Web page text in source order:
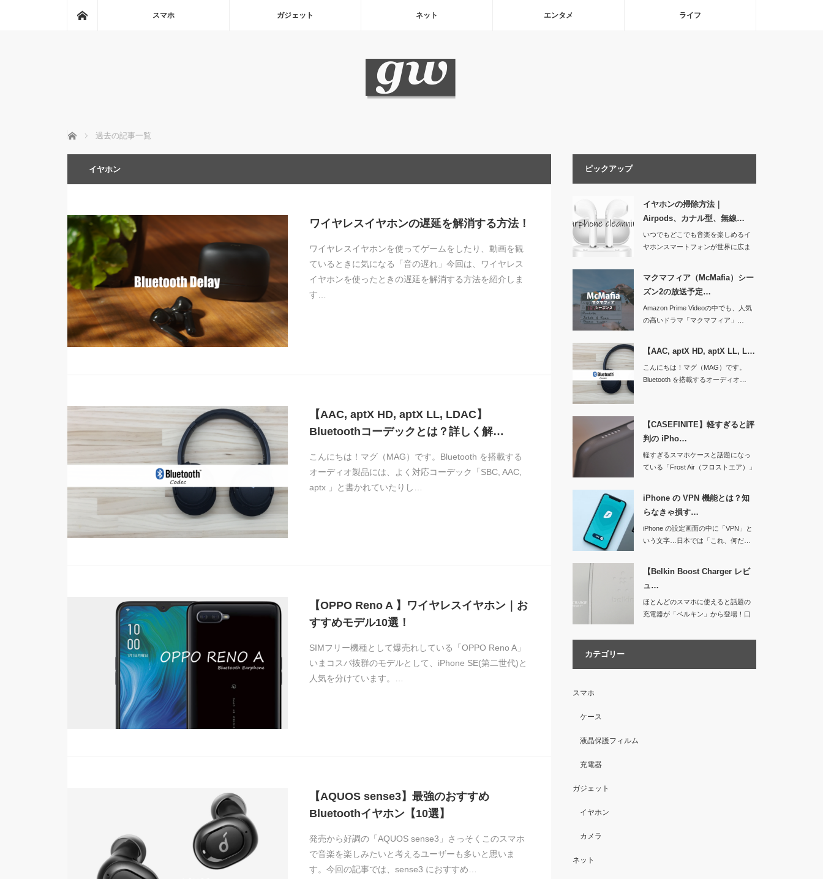
スマホ ガジェット ネット エンタメ ライフ
ホーム 過去の記事一覧
イヤホン
ワイヤレスイヤホンの遅延を解消する方法！
ワイヤレスイヤホンを使ってゲームをしたり、動画を観
ているときに気になる「音の遅れ」今回は、ワイヤレス
イヤホンを使ったときの遅延を解消する方法を紹介しま
す…
【AAC, aptX HD, aptX LL, LDAC】
Bluetoothコーデックとは？詳しく解…
こんにちは！マグ（MAG）です。Bluetooth を搭載する
オーディオ製品には、よく対応コーデック「SBC, AAC,
aptx 」と書かれていたりし…
【OPPO Reno A 】ワイヤレスイヤホン｜お
すすめモデル10選！
SIMフリー機種として爆売れしている「OPPO Reno A」
いまコスパ抜群のモデルとして、iPhone SE(第二世代)と
人気を分けています。…
【AQUOS sense3】最強のおすすめ
Bluetoothイヤホン【10選】
発売から好調の「AQUOS sense3」さっそくこのスマホ
で音楽を楽しみたいと考えるユーザーも多いと思いま
す。今回の記事では、sense3 におすすめ…
ピックアップ
イヤホンの掃除方法｜
Airpods、カナル型、無線…
いつでもどこでも音楽を楽しめるイ
ヤホンスマートフォンが世界に広ま
マクマフィア（McMafia）シー
ズン2の放送予定…
Amazon Prime Videoの中でも、人気
の高いドラマ「マクマフィア」…
【AAC, aptX HD, aptX LL, L…
こんにちは！マグ（MAG）です。
Bluetooth を搭載するオーディオ…
【CASEFINITE】軽すぎると評
判の iPho…
軽すぎるスマホケースと話題になっ
ている「Frost Air（フロストエア）」
iPhone の VPN 機能とは？知
らなきゃ損す…
iPhone の設定画面の中に「VPN」と
いう文字…日本では「これ、何だ…
【Belkin Boost Charger レビ
ュ…
ほとんどのスマホに使えると話題の
充電器が「ベルキン」から登場！口
カテゴリー
スマホ
ケース
液晶保護フィルム
充電器
ガジェット
イヤホン
カメラ
ネット